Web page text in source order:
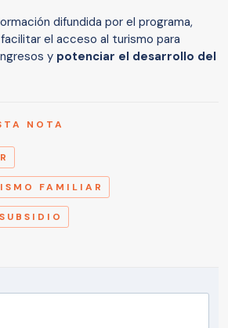
difundida por el programa,
el acceso al turismo para
y potenciar el desarrollo del
NOTA
FAMILIAR
SUBSIDIO